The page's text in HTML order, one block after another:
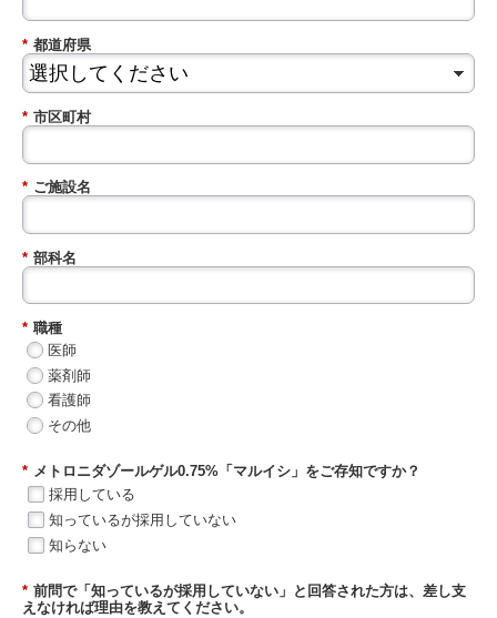
* 都道府県
* 市区町村
* ご施設名
* 部科名
* 職種
医師
薬剤師
看護師
その他
* メトロニダゾールゲル0.75%「マルイシ」をご存知ですか？
採用している
知っているが採用していない
知らない
* 前問で「知っているが採用していない」と回答された方は、差し支
えなければ理由を教えてください。